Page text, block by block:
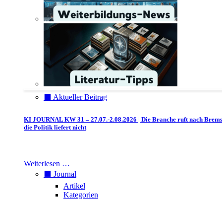
⬛️ Aktueller Beitrag
KI JOURNAL KW 31 – 27.07.-2.08.2026 | Die Branche ruft nach
die Politik liefert nicht
Weiterlesen …
⬛️ Journal
Artikel
Kategorien